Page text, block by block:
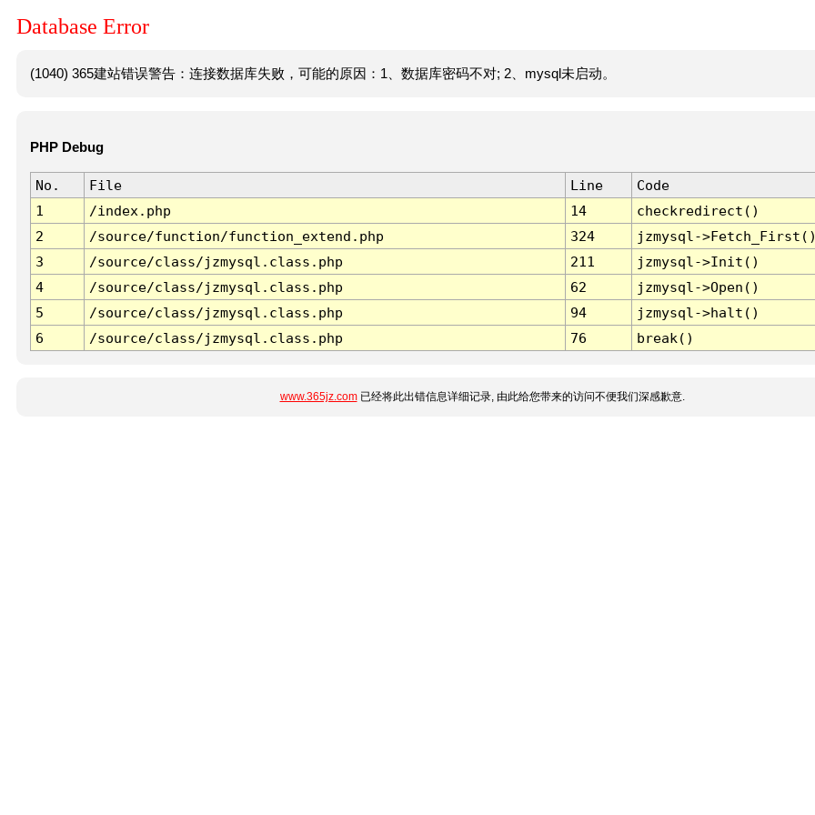
Database Error
(1040) 365建站错误警告：连接数据库失败，可能的原因：1、数据库密码不对; 2、mysql未启动。
PHP Debug
No. File Line
Code
1
/index.php 14
checkredirect()
2
/source/function/function_extend.php 324
jzmysql-
3
/source/class/jzmysql.class.php 211
jzmysql->Init()
4
/source/class/jzmysql.class.php 62
jzmysql->Open()
5
/source/class/jzmysql.class.php 94
jzmysql->halt()
6
/source/class/jzmysql.class.php 76 break()
www.365jz.com已经将此出错信息详细记录, 由此给您带来的访问不便我们深感歉意.